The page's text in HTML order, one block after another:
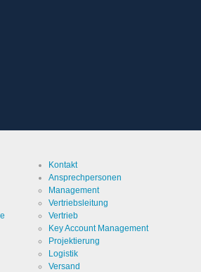
Kontakt
Ansprechpersonen
Management
Vertriebsleitung
Vertrieb
Key Account Management
Projektierung
Logistik
Versand